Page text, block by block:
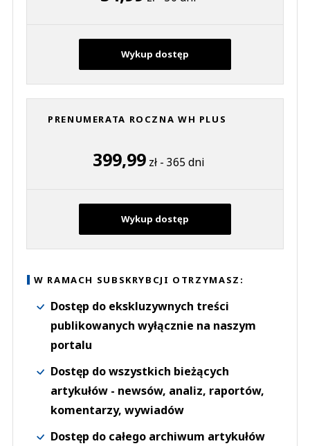
Wykup dostęp
PRENUMERATA ROCZNA WH PLUS
399,99zł - 365 dni
Wykup dostęp
W RAMACH SUBSKRYBCJI OTRZYMASZ:
Dostęp do ekskluzywnych treści
publikowanych wyłącznie na naszym
portalu
Dostęp do wszystkich bieżących
artykułów - newsów, analiz, raportów,
komentarzy, wywiadów
Dostęp do całego archiwum artykułów